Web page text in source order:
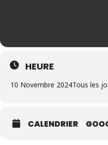
HEURE
10 Novembre 2024Tous les
CALENDRIER